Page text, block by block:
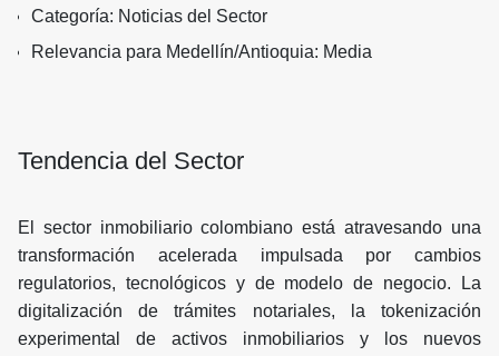
Categoría: Noticias del Sector
Relevancia para Medellín/Antioquia: Media
Tendencia del Sector
El sector inmobiliario colombiano está atravesando una
transformación acelerada impulsada por cambios
regulatorios, tecnológicos y de modelo de negocio. La
digitalización de trámites notariales, la tokenización
experimental de activos inmobiliarios y los nuevos